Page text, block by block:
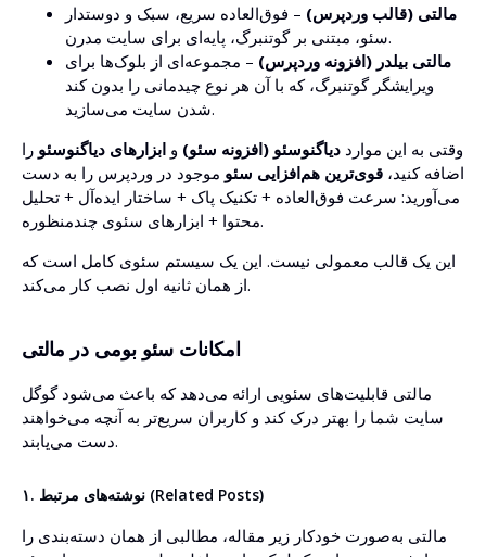
مالتی (قالب وردپرس) – فوق‌العاده سریع، سبک و دوستدار
سئو، مبتنی بر گوتنبرگ، پایه‌ای برای سایت مدرن.
مالتی بیلدر (افزونه وردپرس) – مجموعه‌ای از بلوک‌ها برای
ویرایشگر گوتنبرگ، که با آن هر نوع چیدمانی را بدون کند
شدن سایت می‌سازید.
وقتی به این موارد دیاگنوسئو (افزونه سئو) و ابزارهای دیاگنوسئو را
اضافه کنید، قوی‌ترین هم‌افزایی سئو موجود در وردپرس را به دست
می‌آورید: سرعت فوق‌العاده + تکنیک پاک + ساختار ایده‌آل + تحلیل
محتوا + ابزارهای سئوی چندمنظوره.
این یک قالب معمولی نیست. این یک سیستم سئوی کامل است که
از همان ثانیه اول نصب کار می‌کند.
امکانات سئو بومی در مالتی
مالتی قابلیت‌های سئویی ارائه می‌دهد که باعث می‌شود گوگل
سایت شما را بهتر درک کند و کاربران سریع‌تر به آنچه می‌خواهند
دست می‌یابند.
۱. نوشته‌های مرتبط (Related Posts)
مالتی به‌صورت خودکار زیر مقاله، مطالبی از همان دسته‌بندی را